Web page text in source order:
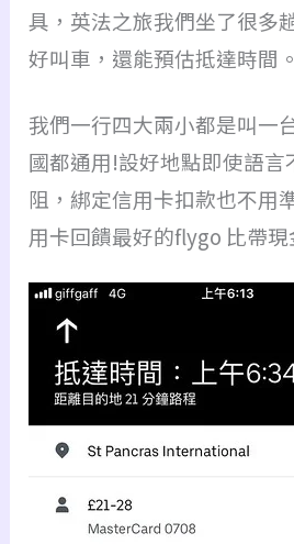
具，英法之旅我們坐了很多
好叫車，還能預估抵達時間。
我們一行四大兩小都是叫一
國都通用!設好地點即使語言
阻，綁定信用卡扣款也不用
用卡回饋最好的flygo 比帶